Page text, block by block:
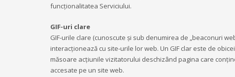
funcționalitatea Serviciului.
GIF-uri clare
GIF-urile clare (cunoscute și sub denumirea de „beaconuri
interacționează cu site-urile lor web. Un GIF clar este de
măsoare acțiunile vizitatorului deschizând pagina care
accesate pe un site web.